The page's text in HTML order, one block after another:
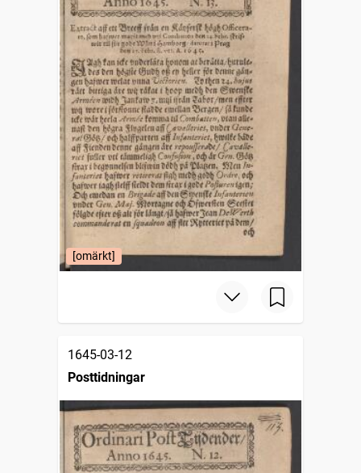
[omärkt]
1645-03-12
Posttidningar